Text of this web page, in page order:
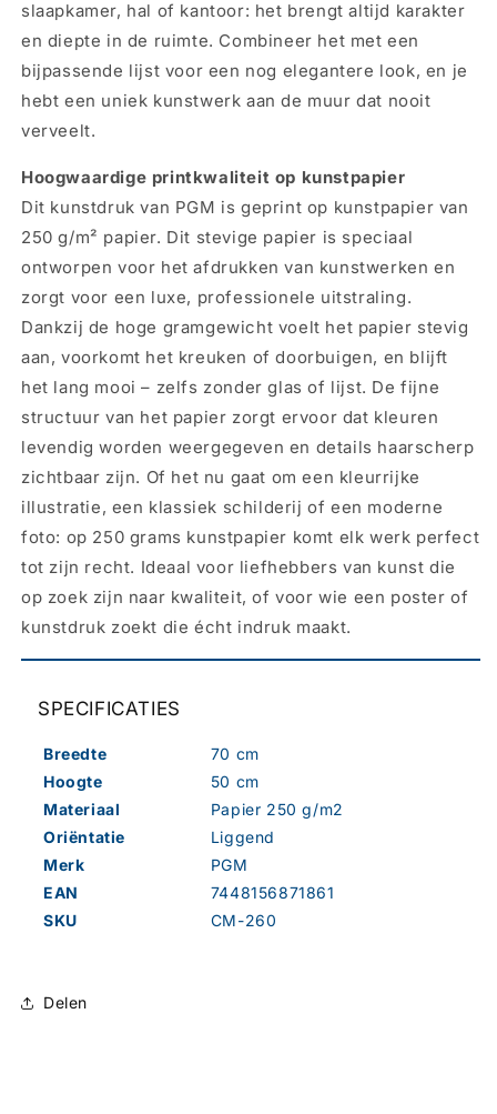
slaapkamer, hal of kantoor: het brengt altijd karakter
en diepte in de ruimte. Combineer het met een
bijpassende lijst voor een nog elegantere look, en je
hebt een uniek kunstwerk aan de muur dat nooit
verveelt.
Hoogwaardige printkwaliteit op kunstpapier
Dit kunstdruk van PGM is geprint op kunstpapier van
250 g/m² papier. Dit stevige papier is speciaal
ontworpen voor het afdrukken van kunstwerken en
zorgt voor een luxe, professionele uitstraling.
Dankzij de hoge gramgewicht voelt het papier stevig
aan, voorkomt het kreuken of doorbuigen, en blijft
het lang mooi – zelfs zonder glas of lijst. De fijne
structuur van het papier zorgt ervoor dat kleuren
levendig worden weergegeven en details haarscherp
zichtbaar zijn. Of het nu gaat om een kleurrijke
illustratie, een klassiek schilderij of een moderne
foto: op 250 grams kunstpapier komt elk werk perfect
tot zijn recht. Ideaal voor liefhebbers van kunst die
op zoek zijn naar kwaliteit, of voor wie een poster of
kunstdruk zoekt die écht indruk maakt.
SPECIFICATIES
Breedte
70 cm
Hoogte
50 cm
Materiaal
Papier 250 g/m2
Oriëntatie
Liggend
Merk
PGM
EAN
7448156871861
SKU
CM-260
Delen